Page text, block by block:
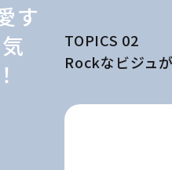
す
TOPICS 02
Rockなビジュ